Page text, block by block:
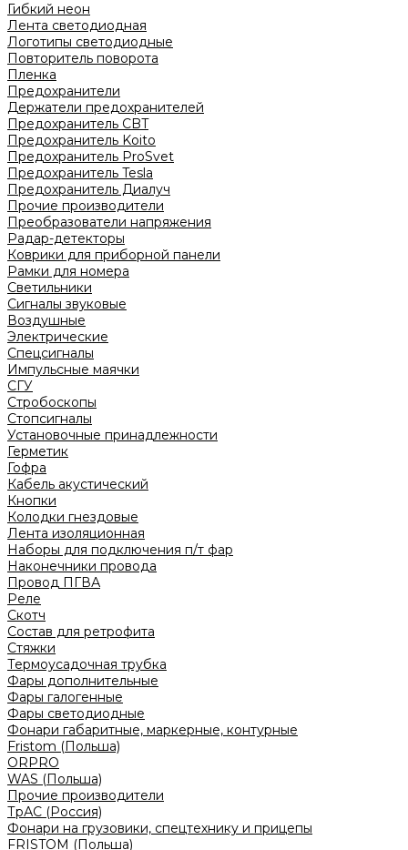
Гибкий неон
Лента светодиодная
Логотипы светодиодные
Повторитель поворота
Пленка
Предохранители
Держатели предохранителей
Предохранитель CBT
Предохранитель Koito
Предохранитель ProSvet
Предохранитель Tesla
Предохранитель Диалуч
Прочие производители
Преобразователи напряжения
Радар-детекторы
Коврики для приборной панели
Рамки для номера
Светильники
Сигналы звуковые
Воздушные
Электрические
Спецсигналы
Импульсные маячки
СГУ
Стробоскопы
Стопсигналы
Установочные принадлежности
Герметик
Гофра
Кабель акустический
Кнопки
Колодки гнездовые
Лента изоляционная
Наборы для подключения п/т фар
Наконечники провода
Провод ПГВА
Реле
Скотч
Состав для ретрофита
Стяжки
Термоусадочная трубка
Фары дополнительные
Фары галогенные
Фары светодиодные
Фонари габаритные, маркерные, контурные
Fristom (Польша)
ORPRO
WAS (Польша)
Прочие производители
ТрАС (Россия)
Фонари на грузовики, спецтехнику и прицепы
FRISTOM (Польша)